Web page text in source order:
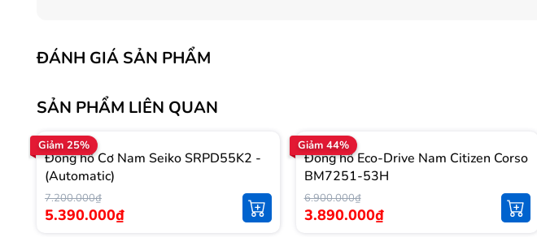
ĐÁNH GIÁ SẢN PHẨM
SẢN PHẨM LIÊN QUAN
Giảm 25%
Đồng hồ Cơ Nam Seiko SRPD55K2 -
(Automatic)
7.200.000₫
5.390.000₫
Giảm 44%
Đồng hồ Eco-Drive Nam Citizen Corso
BM7251-53H
6.900.000₫
3.890.000₫